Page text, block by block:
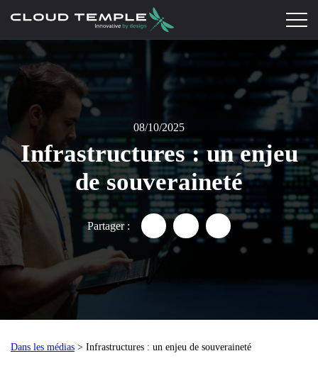
08/10/2025
Infrastructures : un enjeu
de souveraineté
Partager : Partager "Infrastructures :
PartagerPartager
Dans les médias > Infrastructures : un enjeu de souveraineté